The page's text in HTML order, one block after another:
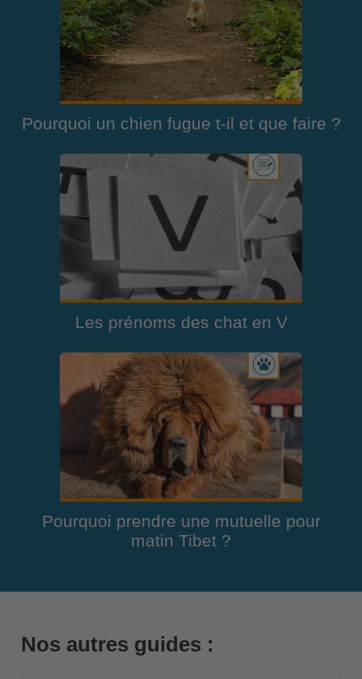
Pourquoi un chien fugue t-il et que faire ?
Les prénoms des chat en V
Pourquoi prendre une mutuelle pour
matin Tibet ?
Nos autres guides :